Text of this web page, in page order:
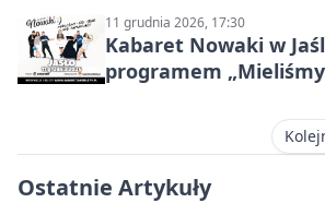
11 grudnia 2026, 17:30
Kabaret Nowaki w
programem
Ostatnie Artykuły